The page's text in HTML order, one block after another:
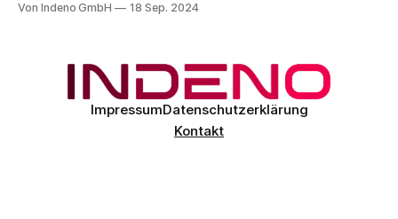
Mobile Device Management (MDM)-Lösungen wie Microsoft
Diensten, mit
Von Indeno GmbH 18 Sep. 2024
ImpressumDatenschutzerklärung
Kontakt